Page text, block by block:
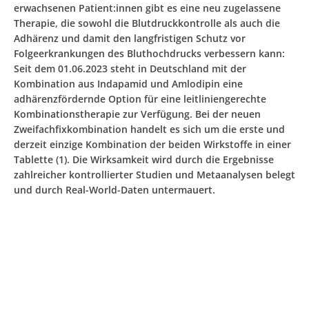
erwachsenen Patient:innen gibt es eine neu zugelassene
Therapie, die sowohl die Blutdruckkontrolle als auch die
Adhärenz und damit den langfristigen Schutz vor
Folgeerkrankungen des Bluthochdrucks verbessern kann:
Seit dem 01.06.2023 steht in Deutschland mit der
Kombination aus Indapamid und Amlodipin eine
adhärenzfördernde Option für eine leitliniengerechte
Kombinationstherapie zur Verfügung. Bei der neuen
Zweifachfixkombination handelt es sich um die erste und
derzeit einzige Kombination der beiden Wirkstoffe in einer
Tablette (1). Die Wirksamkeit wird durch die Ergebnisse
zahlreicher kontrollierter Studien und Metaanalysen belegt
und durch Real-World-Daten untermauert.